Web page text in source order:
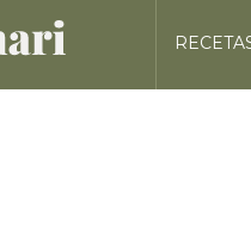
las cookies